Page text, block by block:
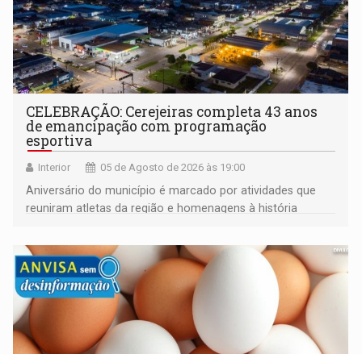
CELEBRAÇÃO: Cerejeiras completa 43 anos
de emancipação com programação
esportiva
Interior 05 de Agosto de 2026 às 19:00
Aniversário do município é marcado por atividades que
reuniram atletas da região e homenagens à história